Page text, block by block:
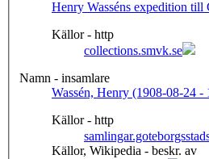
Henry Wasséns expedition till
Källor - http
collections.smvk.se
Namn - insamlare
Wassén, Henry (1908-08-24 -
Källor - http
Källor, Wikipedia - beskr. av